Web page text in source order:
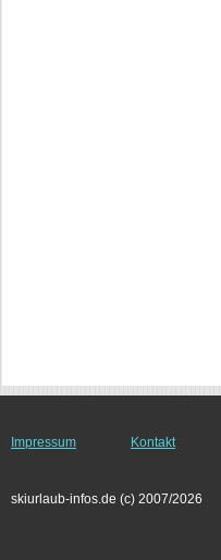
Impressum Kontakt
skiurlaub-infos.de (c) 2007/2026